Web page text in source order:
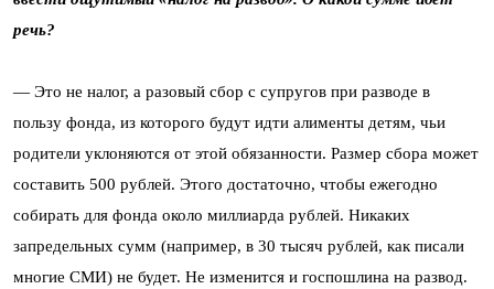
речь?
— Это не налог, а разовый сбор с супругов при разводе в
пользу фонда, из которого будут идти алименты детям, чьи
родители уклоняются от этой обязанности. Размер сбора может
составить 500 рублей. Этого достаточно, чтобы ежегодно
собирать для фонда около миллиарда рублей. Никаких
запредельных сумм (например, в 30 тысяч рублей, как писали
многие СМИ) не будет. Не изменится и госпошлина на развод.